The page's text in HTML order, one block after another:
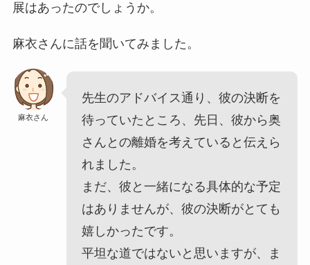
展はあったのでしょうか。
麻衣さんに話を聞いてみました。
麻衣さん
先生のアドバイス通り、彼の決断を
待っていたところ、先日、彼から奥
さんとの離婚を考えていると伝えら
れました。
まだ、彼と一緒になる具体的な予定
はありませんが、彼の決断がとても
嬉しかったです。
平坦な道ではないと思いますが、ま